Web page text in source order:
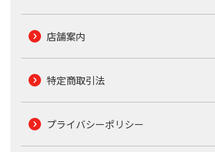
店舗案内
特定商取引法
プライバシーポリシー